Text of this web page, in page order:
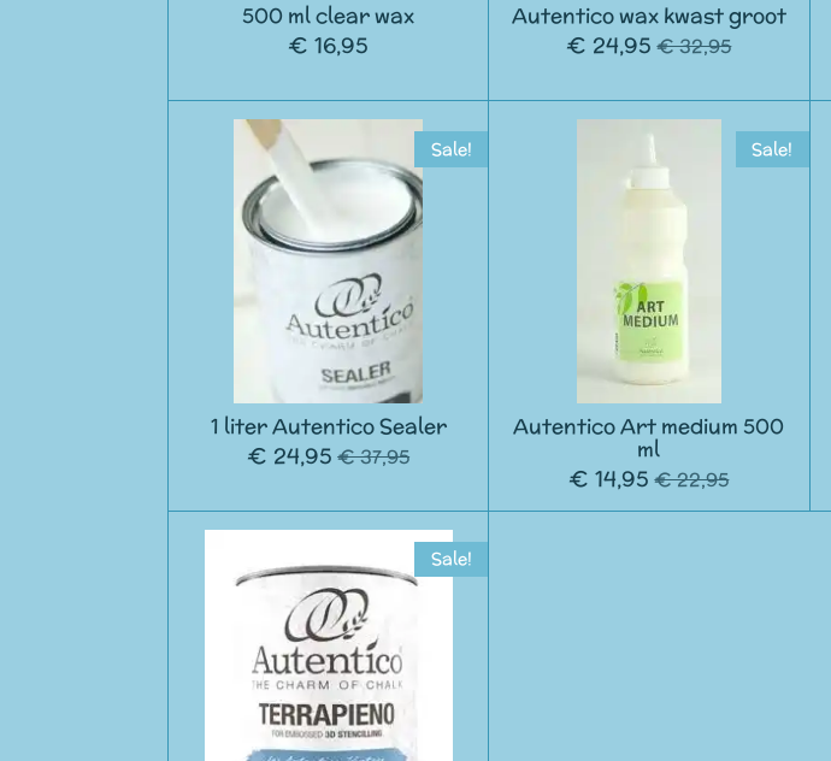
500 ml clear wax
€ 16,95
Autentico wax kwast groot
€ 24,95 € 32,95
Sale!
1 liter Autentico Sealer
€ 24,95 € 37,95
Sale!
Autentico Art medium 500
ml
€ 14,95 € 22,95
Sale!